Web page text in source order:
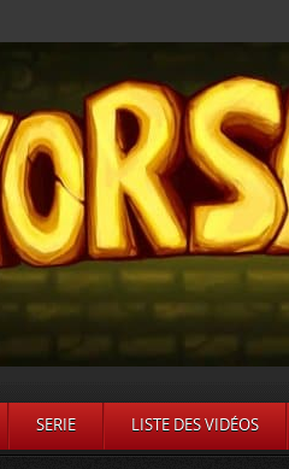
SERIE LISTE DES VIDÉOS